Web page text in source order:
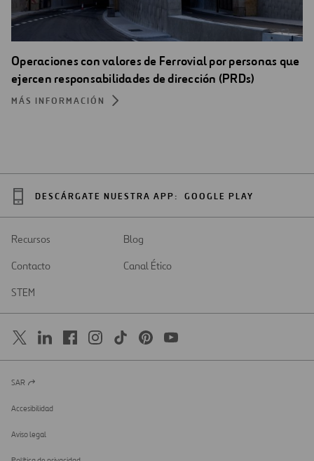
Operaciones con valores de Ferrovial por personas que
ejercen responsabilidades de dirección (PRDs)
MÁS INFORMACIÓN
DESCÁRGATE NUESTRA APP: GOOGLE PLAY
Recursos
Blog
Contacto
Canal Ético
STEM
Abrir
una
nueva
SAR
Accesibilidad
Aviso legal